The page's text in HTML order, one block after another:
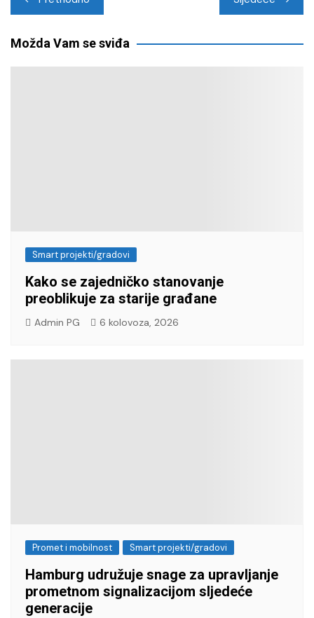
objava
Možda Vam se sviđa
Smart projekti/gradovi
Kako se zajedničko stanovanje
preoblikuje za starije građane
Admin PG 6 kolovoza, 2026
Promet i mobilnost Smart projekti/gradovi
Hamburg udružuje snage za upravljanje
prometnom signalizacijom sljedeće
generacije